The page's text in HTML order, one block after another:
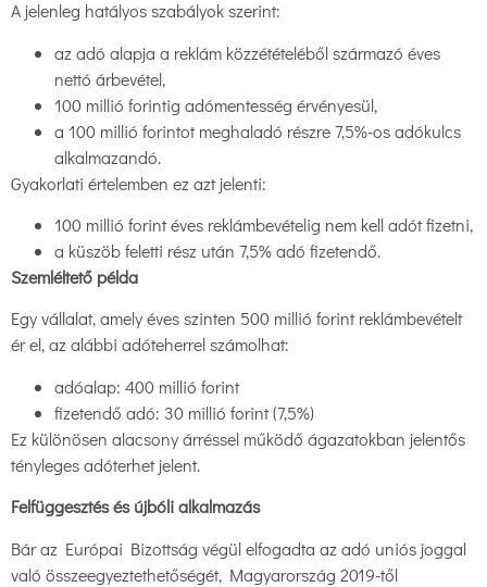
A jelenleg hatályos szabályok szerint:
az adó alapja a reklám közzétételéből származó éves
nettó árbevétel,
100 millió forintig adómentesség érvényesül,
a 100 millió forintot meghaladó részre 7,5%-os adókulcs
alkalmazandó.
Gyakorlati értelemben ez azt jelenti:
100 millió forint éves reklámbevételig nem kell adót fizetni,
a küszöb feletti rész után 7,5% adó fizetendő.
Szemléltető példa
Egy vállalat, amely éves szinten 500 millió forint reklámbevételt
ér el, az alábbi adóteherrel számolhat:
adóalap: 400 millió forint
fizetendő adó: 30 millió forint (7,5%)
Ez különösen alacsony árréssel működő ágazatokban jelentős
tényleges adóterhet jelent.
Felfüggesztés és újbóli alkalmazás
Bár az Európai Bizottság végül elfogadta az adó uniós joggal
való összeegyeztethetőségét, Magyarország 2019-től